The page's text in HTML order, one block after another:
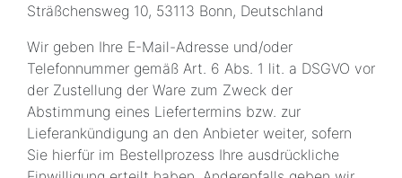
Sträßchensweg 10, 53113 Bonn, Deutschland
Wir geben Ihre E-Mail-Adresse und/oder
Telefonnummer gemäß Art. 6 Abs. 1 lit. a DSGVO vor
der Zustellung der Ware zum Zweck der
Abstimmung eines Liefertermins bzw. zur
Lieferankündigung an den Anbieter weiter, sofern
Sie hierfür im Bestellprozess Ihre ausdrückliche